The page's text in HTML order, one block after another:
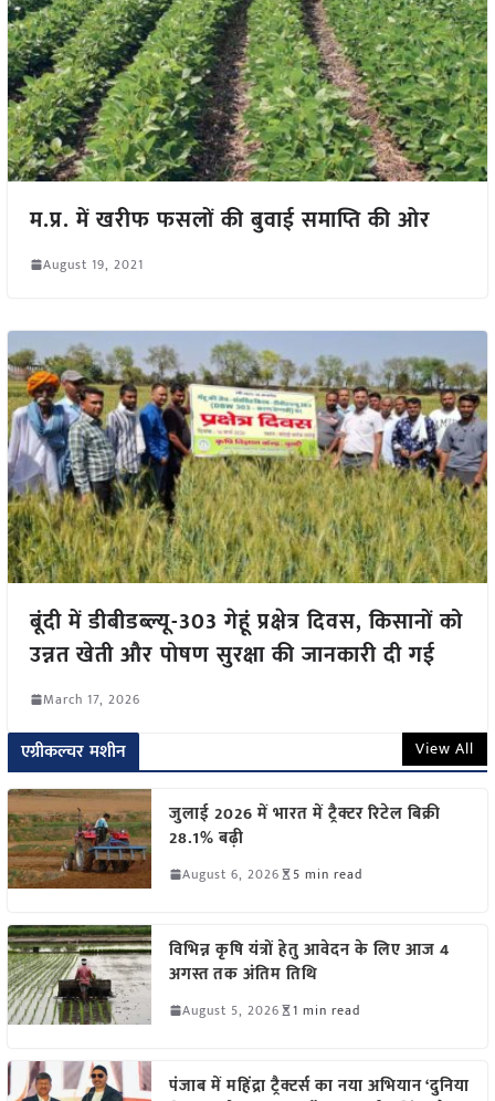
म.प्र. में खरीफ फसलों की बुवाई समाप्ति की ओर
August 19, 2021
बूंदी में डीबीडब्ल्यू-303 गेहूं प्रक्षेत्र दिवस, किसानों को
उन्नत खेती और पोषण सुरक्षा की जानकारी दी गई
March 17, 2026
एग्रीकल्चर मशीन View All
जुलाई 2026 में भारत में ट्रैक्टर रिटेल बिक्री
28.1% बढ़ी
August 6, 2026 5 min read
विभिन्न कृषि यंत्रों हेतु आवेदन के लिए आज 4
अगस्त तक अंतिम तिथि
August 5, 2026 1 min read
पंजाब में महिंद्रा ट्रैक्टर्स का नया अभियान ‘दुनिया